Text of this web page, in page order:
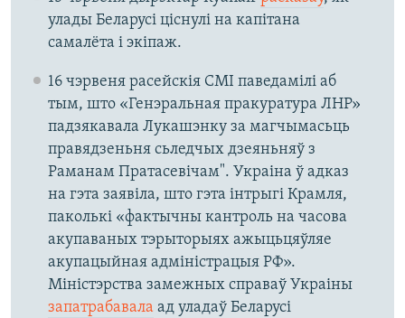
улады Беларусі ціснулі на капітана
самалёта і экіпаж.
16 чэрвеня расейскія СМІ паведамілі аб
тым, што «Генэральная пракуратура ЛНР»
падзякавала Лукашэнку за магчымасьць
правядзеньня сьледчых дзеяньняў з
Раманам Пратасевічам". Украіна ў адказ
на гэта заявіла, што гэта інтрыгі Крамля,
паколькі «фактычны кантроль на часова
акупаваных тэрыторыях ажыцьцяўляе
акупацыйная адміністрацыя РФ».
Міністэрства замежных справаў Украіны
запатрабавала ад уладаў Беларусі